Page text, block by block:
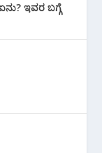
ಇವರ ಬಗ್ಗೆ